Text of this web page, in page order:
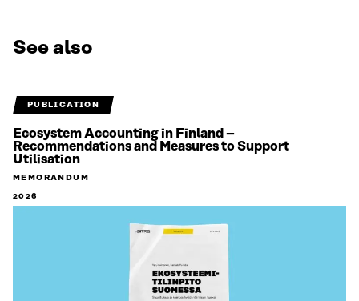
See also
PUBLICATION
Ecosystem Accounting in Finland –
Recommendations and Measures to Support
Utilisation
MEMORANDUM
2026